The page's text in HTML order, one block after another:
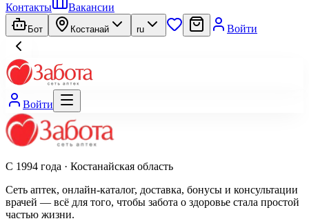
Контакты
Вакансии
Бот Костанай ru Войти
Войти
С 1994 года · Костанайская область
Сеть аптек, онлайн-каталог, доставка, бонусы и консультации
врачей — всё для того, чтобы забота о здоровье стала простой
частью жизни.